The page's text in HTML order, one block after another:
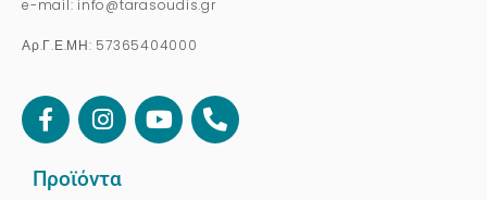
e-mail: info@tarasoudis.gr
Αρ.Γ.Ε.ΜΗ: 57365404000
Προϊόντα